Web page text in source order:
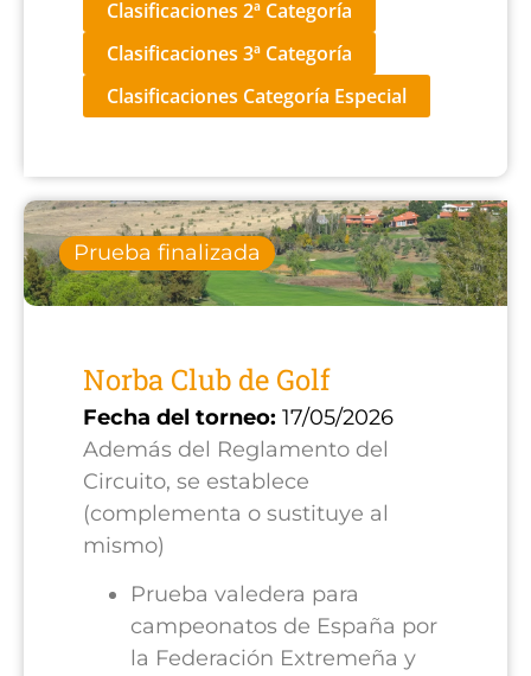
Clasificaciones 2ª Categoría
Clasificaciones 3ª Categoría
Clasificaciones Categoría Especial
Prueba finalizada
Norba Club de Golf
Fecha del torneo: 17/05/2026
Además del Reglamento del
Circuito, se establece
(complementa o sustituye al
mismo)
Prueba valedera para
campeonatos de España por
la Federación Extremeña y